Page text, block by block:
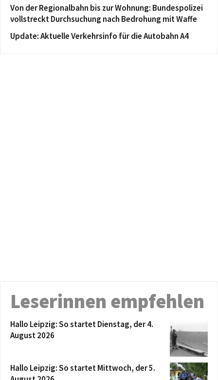
Von der Regionalbahn bis zur Wohnung: Bundespolizei
vollstreckt Durchsuchung nach Bedrohung mit Waffe
Update: Aktuelle Verkehrsinfo für die Autobahn A4
Leserinnen empfehlen
Hallo Leipzig: So startet Dienstag, der 4.
August 2026
Hallo Leipzig: So startet Mittwoch, der 5.